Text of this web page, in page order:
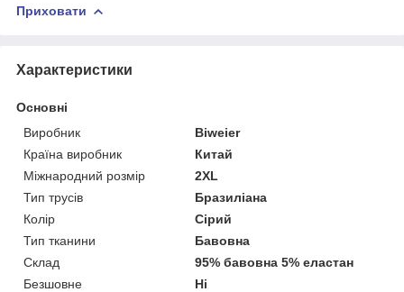
Приховати
Характеристики
Основні
Виробник
Biweier
Країна виробник
Китай
Міжнародний розмір
2XL
Тип трусів
Бразиліана
Колір
Сірий
Тип тканини
Бавовна
Склад
95% бавовна 5% еластан
Безшовне
Ні